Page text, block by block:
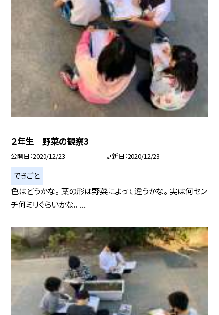
２年生 野菜の観察3
公開日 2020/12/23 更新日 2020/12/23
できごと
色はどうかな。 葉の形は野菜によって違うかな。 実は何セン
チ何ミリぐらいかな。 ...